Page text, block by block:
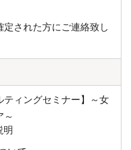
された方にご連絡致し
ティングセミナー】～女
～
明